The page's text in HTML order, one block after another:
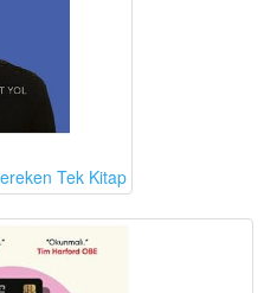
Tek Kitap